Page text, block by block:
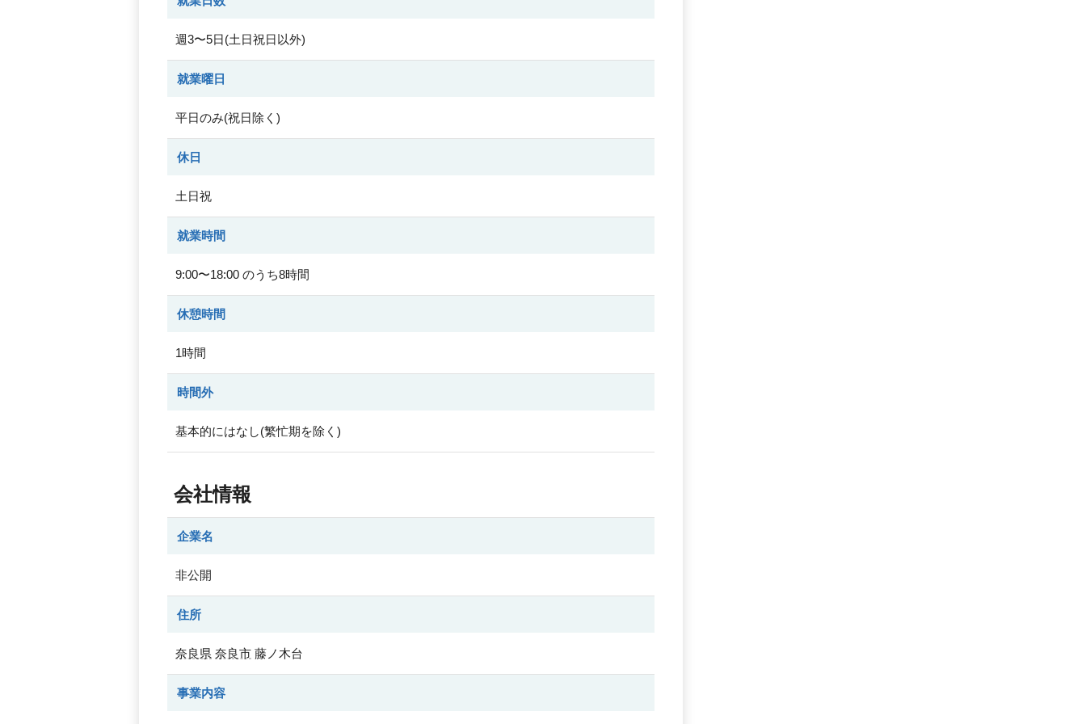
週3〜5日(土日祝日以外)
就業曜日
平日のみ(祝日除く)
休日
土日祝
就業時間
9:00〜18:00 のうち8時間
休憩時間
1時間
時間外
基本的にはなし(繁忙期を除く)
会社情報
企業名
非公開
住所
奈良県 奈良市 藤ノ木台
事業内容